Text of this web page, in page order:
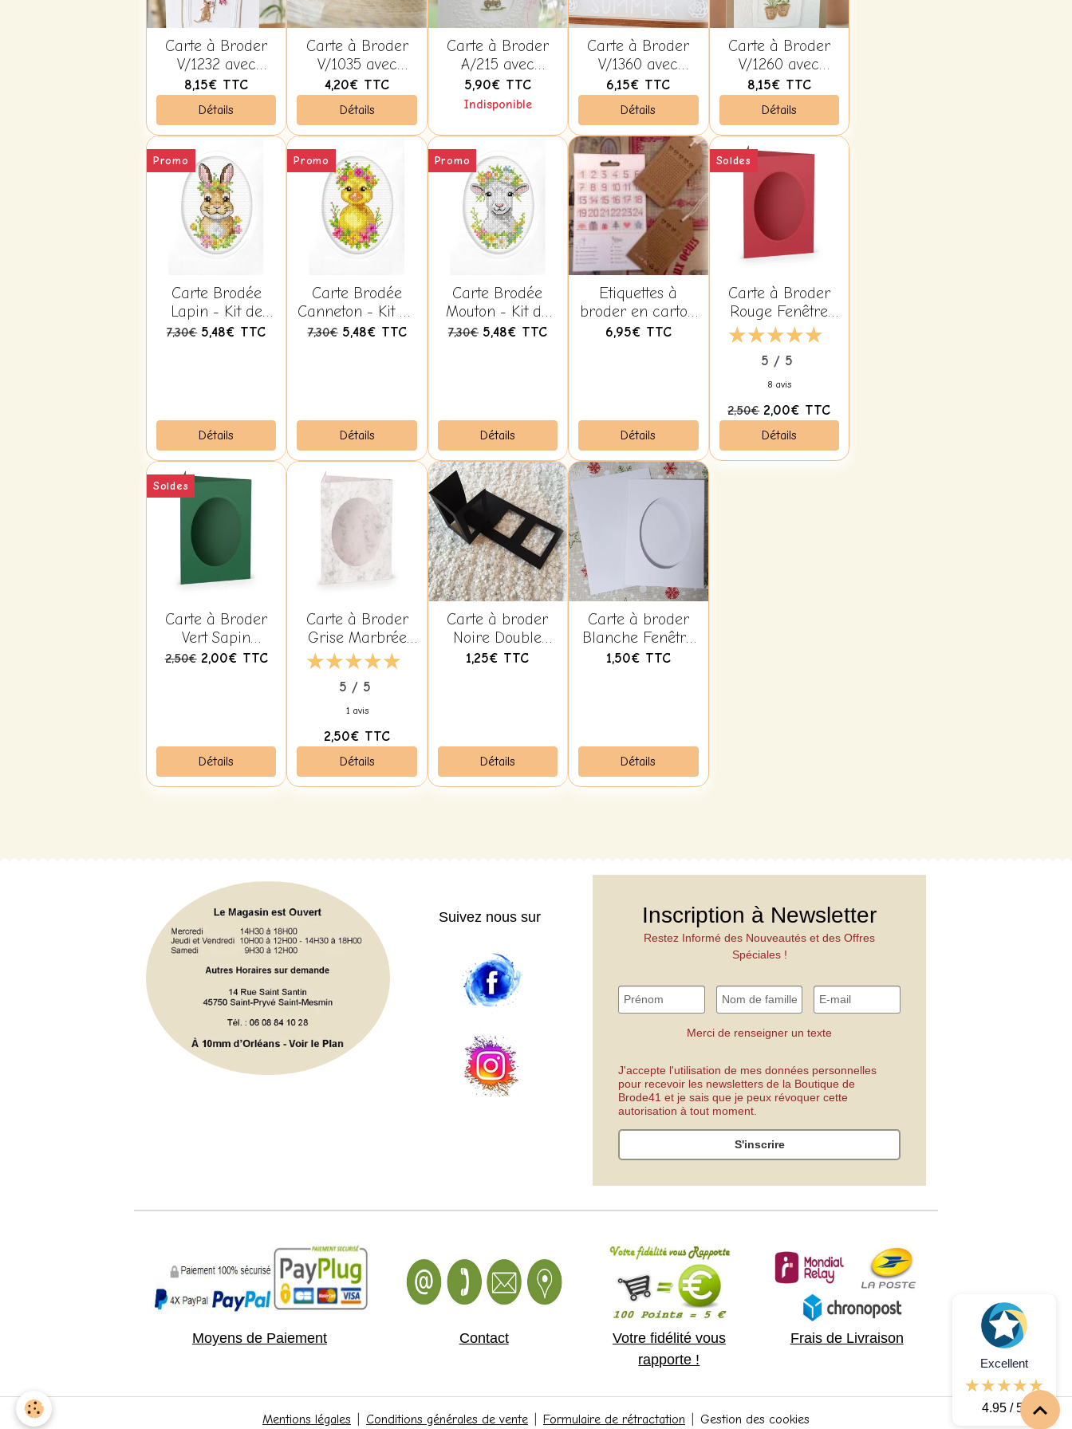
Carte à Broder
V/1232 avec
Enveloppe -
Christiane
Dahlbeck
8,15€ TTC
Détails
Carte à Broder
V/1035 avec
Enveloppe -
Christiane
Dahlbeck
4,20€ TTC
Détails
Carte à Broder
A/215 avec
Enveloppe +
Modèle à Broder
Dahlbeck
5,90€ TTC
Indisponible
Carte à Broder
V/1360 avec
Enveloppe -
Christiane
Dahlbeck
6,15€ TTC
Détails
Carte à Broder
V/1260 avec
Enveloppe -
Christiane
Dahlbeck
8,15€ TTC
Détails
Promo
Carte Brodée
Lapin - Kit de
Point de Croix -
7,30€ 5,48€ TTC
Détails
Promo
Carte Brodée
Canneton - Kit de
Point de Croix -
7,30€ 5,48€ TTC
Détails
Promo
Carte Brodée
Mouton - Kit de
Point de Croix
7,30€ 5,48€ TTC
Détails
Etiquettes à
broder en carton
Kraft marron
6,95€ TTC
Détails
Soldes
Carte à Broder
Rouge Fenêtre
Ovale avec
Enveloppe
5 / 5
8 avis
2,50€ 2,00€ TTC
Détails
Soldes
Carte à Broder
Vert Sapin
Fenêtre Ovale
2,50€ 2,00€ TTC
Détails
Carte à Broder
Grise Marbrée
Fenêtre Ovale
avec Enveloppe
5 / 5
1 avis
2,50€ TTC
Détails
Carte à broder
Noire Double
Fenêtre
1,25€ TTC
Détails
Carte à broder
Blanche Fenêtre
Ovale
1,50€ TTC
Détails
Suivez nous sur Inscription à Newsletter
Restez Informé des Nouveautés et des Offres
Spéciales !
Merci de renseigner un texte
J'accepte l'utilisation de mes données personnelles
pour recevoir les newsletters de la Boutique de
Brode41 et je sais que je peux révoquer cette
autorisation à tout moment.
S'inscrire
Moyens de Paiement Contact
Votre fidélité vous
rapporte !
Frais de Livraison
Mentions légales Conditions générales de vente Formulaire de rétractation Gestion des cookies
Excellent
4.95 / 5